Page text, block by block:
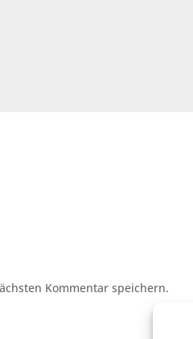
Kommentar speichern.